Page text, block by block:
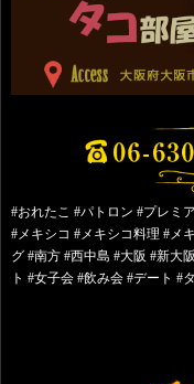
#おれたこ #パトロン #プレミ
#メキシコ #メキシコ料理 #メ
グ #南方 #西中島 #大阪 #新大
ト #女子会 #飲み会 #デート #